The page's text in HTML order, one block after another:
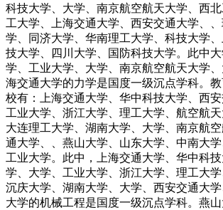
科技大学、大学、南京航空航天大学、西
工大学、上海交通大学、西安交通大学、
学、同济大学、华南理工大学、科技大学
技大学、四川大学、国防科技大学。此中
学、工业大学、大学、南京航空航天大学
海交通大学的力学是国度一级沉点学科。
校有：上海交通大学、华中科技大学、西安
工业大学、浙江大学、理工大学、航空航天
大连理工大学、湖南大学、大学、南京航
通大学、、燕山大学、山东大学、中南大
工业大学。此中，上海交通大学、华中科
学、大学、工业大学、浙江大学、理工大学
沉庆大学、湖南大学、大学、西安交通大
大学的机械工程是国度一级沉点学科。燕